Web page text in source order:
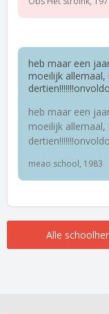
heb maar een
moeilijk
heb maar een
moeilijk
meao school, 1983
Alle